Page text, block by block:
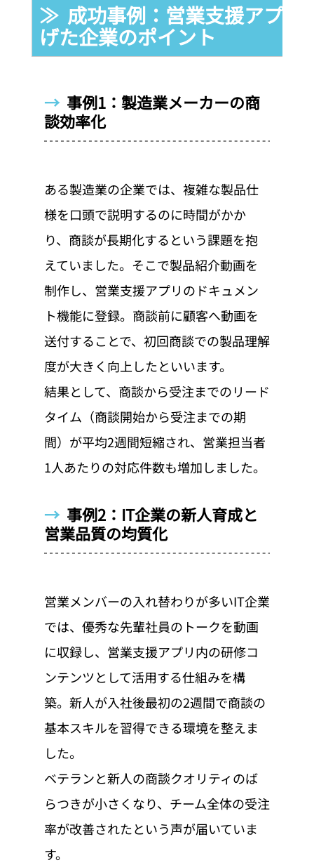
≫  成功事例：営業支援アプ
げた企業のポイント
→ 事例1：製造業メーカーの商
談効率化
ある製造業の企業では、複雑な製品仕
様を口頭で説明するのに時間がかか
り、商談が長期化するという課題を抱
えていました。そこで製品紹介動画を
制作し、営業支援アプリのドキュメン
ト機能に登録。商談前に顧客へ動画を
送付することで、初回商談での製品理解
度が大きく向上したといいます。
結果として、商談から受注までのリード
タイム（商談開始から受注までの期
間）が平均2週間短縮され、営業担当者
1人あたりの対応件数も増加しました。
→ 事例2：IT企業の新人育成と
営業品質の均質化
営業メンバーの入れ替わりが多いIT企業
では、優秀な先輩社員のトークを動画
に収録し、営業支援アプリ内の研修コ
ンテンツとして活用する仕組みを構
築。新人が入社後最初の2週間で商談の
基本スキルを習得できる環境を整えま
した。
ベテランと新人の商談クオリティのば
らつきが小さくなり、チーム全体の受注
率が改善されたという声が届いていま
す。